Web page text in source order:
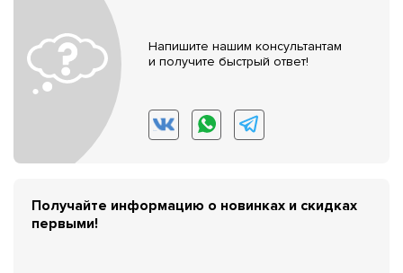
Напишите нашим консультантам
и получите быстрый ответ!
Получайте информацию о новинках и скидках
первыми!